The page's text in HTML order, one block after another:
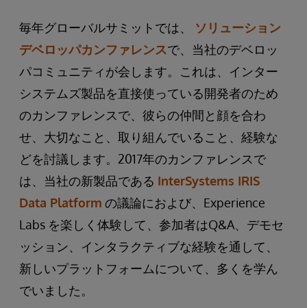
毎年グローバルサミットでは、 ソリューション
デベロッパカンファレンスで、当社のデベロッ
パコミュニティが会します。これは、インター
システムズ製品を直接使っている開発者のため
のカンファレンスで、彼らの仲間と顔を合わ
せ、大切なこと、取り組んでいること、経験な
どを討議します。2017年のカンファレンスで
は、当社の新製品である InterSystems IRIS
Data Platform の議論におよび、Experience
Labs を楽しく体験して、参加者はQ&A、デモセ
ッション、インタラクティブな経験を通して、
新しいプラットフォームについて、多くを学ん
でいました。